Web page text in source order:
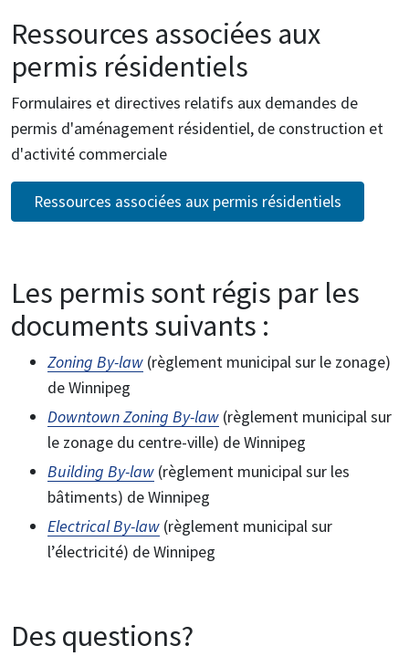
Ressources associées aux
permis résidentiels
Formulaires et directives relatifs aux demandes de
permis d'aménagement résidentiel, de construction et
d'activité commerciale
Ressources associées aux permis résidentiels
Les permis sont régis par les
documents suivants :
Zoning By-law (règlement municipal sur le zonage)
de Winnipeg
Downtown Zoning By-law (règlement municipal sur
le zonage du centre-ville) de Winnipeg
Building By-law (règlement municipal sur les
bâtiments) de Winnipeg
Electrical By-law (règlement municipal sur
l’électricité) de Winnipeg
Des questions?